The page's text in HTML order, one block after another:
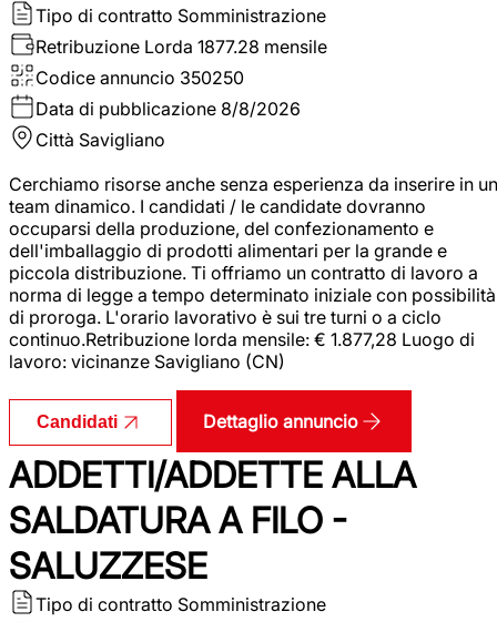
Tipo di contratto Somministrazione
Retribuzione Lorda 1877.28 mensile
Codice annuncio 350250
Data di pubblicazione 8/8/2026
Città Savigliano
Cerchiamo risorse anche senza esperienza da inserire in un
team dinamico. I candidati / le candidate dovranno
occuparsi della produzione, del confezionamento e
dell'imballaggio di prodotti alimentari per la grande e
piccola distribuzione. Ti offriamo un contratto di lavoro a
norma di legge a tempo determinato iniziale con possibilità
di proroga. L'orario lavorativo è sui tre turni o a ciclo
continuo.Retribuzione lorda mensile: € 1.877,28 Luogo di
lavoro: vicinanze Savigliano (CN)
Candidati Dettaglio annuncio
ADDETTI/ADDETTE ALLA
SALDATURA A FILO -
SALUZZESE
Tipo di contratto Somministrazione